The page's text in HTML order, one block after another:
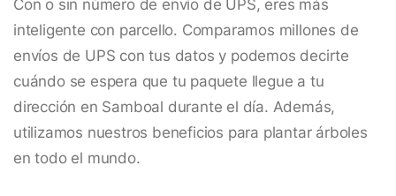
Con o sin número de envío de UPS, eres más
inteligente con parcello. Comparamos millones de
envíos de UPS con tus datos y podemos decirte
cuándo se espera que tu paquete llegue a tu
dirección en Samboal durante el día. Además,
utilizamos nuestros beneficios para plantar árboles
en todo el mundo.